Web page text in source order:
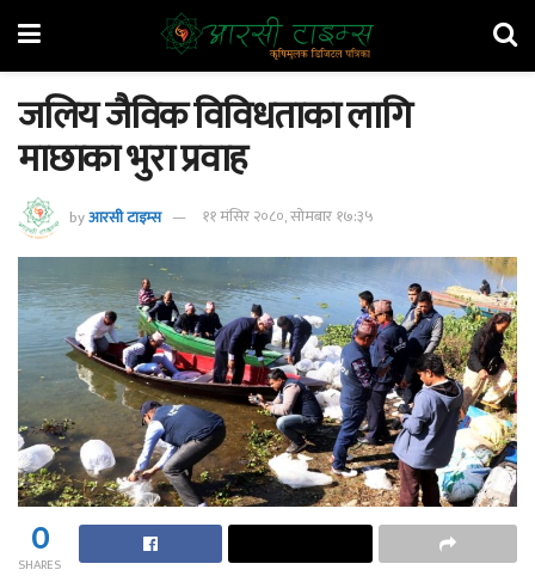
जलिय जैविक विविधताका लागि
माछाका भुरा प्रवाह
byआरसी टाइम्स ११ मंसिर २०८०, सोमबार १७:३५
0
SHARES